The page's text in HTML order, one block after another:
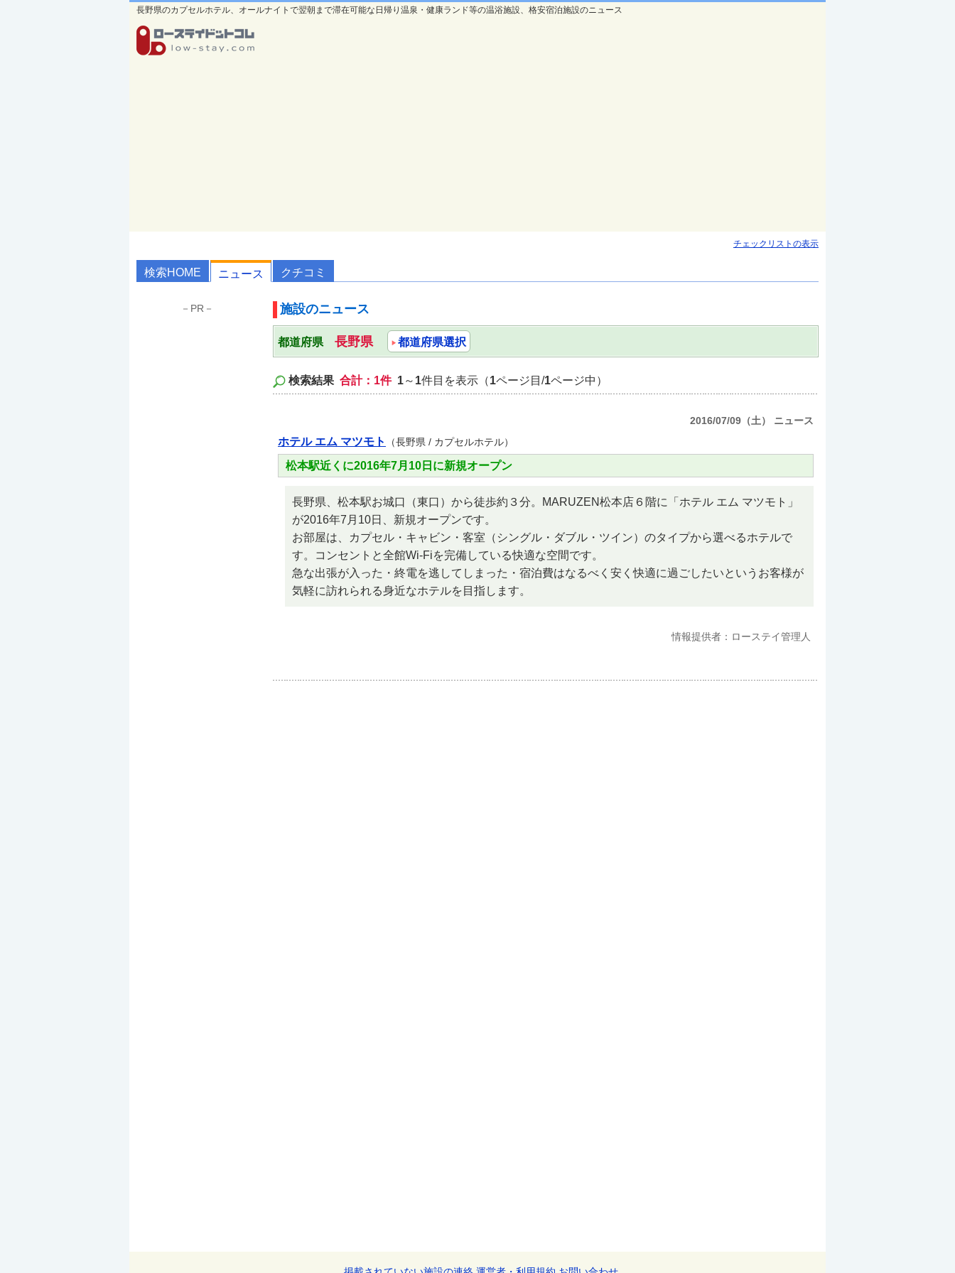
長野県のカプセルホテル、オールナイトで翌朝まで滞在可能な日帰り温泉・健康ランド等の温浴施設、格安宿泊施設のニュース
チェックリストの表示
検索HOME ニュース クチコミ
－PR－ 施設のニュース
都道府県 長野県 都道府県選択
検索結果 合計：1件 1～ 1件目を表示（1ページ目/1ページ中）
2016/07/09（土） ニュース
ホテル エム マツモト （長野県 / カプセルホテル）
松本駅近くに2016年7月10日に新規オープン
長野県、松本駅お城口（東口）から徒歩約３分。MARUZEN松本店６階に「ホテル エム マツモト」
が2016年7月10日、新規オープンです。
お部屋は、カプセル・キャビン・客室（シングル・ダブル・ツイン）のタイプから選べるホテルで
す。コンセントと全館Wi-Fiを完備している快適な空間です。
急な出張が入った・終電を逃してしまった・宿泊費はなるべく安く快適に過ごしたいというお客様が
気軽に訪れられる身近なホテルを目指します。
情報提供者：ローステイ管理人